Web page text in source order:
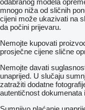
odabranog modela
mnogo niža od sličnih
cijeni može ukazivati ​​na
da počini prijevaru.
Nemojte kupovati
prosječne cijene slične
Nemojte davati
unaprijed. U slučaju
zatražiti dodatne
autentičnost dokumenata